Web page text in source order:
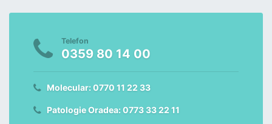
Telefon
0359 80 14 00
Molecular: 0770 11 22 33
Patologie Oradea: 0773 33 22 11